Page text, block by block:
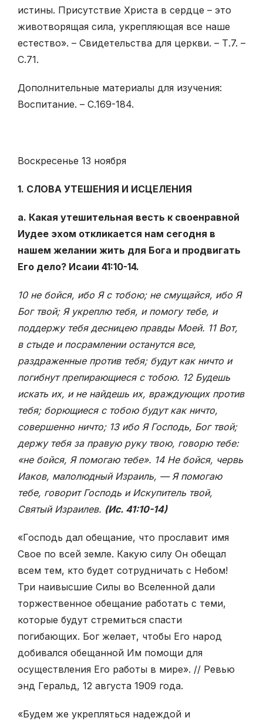
истины. Присутствие Христа в сердце – это
животворящая сила, укрепляющая все наше
естество». – Свидетельства для церкви. – Т.7. –
С.71.
Дополнительные материалы для изучения:
Воспитание. – С.169-184.
Воскресенье 13 ноября
1. СЛОВА УТЕШЕНИЯ И ИСЦЕЛЕНИЯ
а. Какая утешительная весть к своенравной
Иудее эхом откликается нам сегодня в
нашем желании жить для Бога и продвигать
Его дело? Исаии 41:10-14.
10 не бойся, ибо Я с тобою; не смущайся, ибо Я
Бог твой; Я укреплю тебя, и помогу тебе, и
поддержу тебя десницею правды Моей. 11 Вот,
в стыде и посрамлении останутся все,
раздраженные против тебя; будут как ничто и
погибнут препирающиеся с тобою. 12 Будешь
искать их, и не найдешь их, враждующих против
тебя; борющиеся с тобою будут как ничто,
совершенно ничто; 13 ибо Я Господь, Бог твой;
держу тебя за правую руку твою, говорю тебе:
«не бойся, Я помогаю тебе». 14 Не бойся, червь
Иаков, малолюдный Израиль, — Я помогаю
тебе, говорит Господь и Искупитель твой,
Святый Израилев. (Ис. 41:10-14)
«Господь дал обещание, что прославит имя
Свое по всей земле. Какую силу Он обещал
всем тем, кто будет сотрудничать с Небом!
Три наивысшие Силы во Вселенной дали
торжественное обещание работать с теми,
которые будут стремиться спасти
погибающих. Бог желает, чтобы Его народ
добивался обещанной Им помощи для
осуществления Его работы в мире». // Ревью
энд Геральд, 12 августа 1909 года.
«Будем же укрепляться надеждой и